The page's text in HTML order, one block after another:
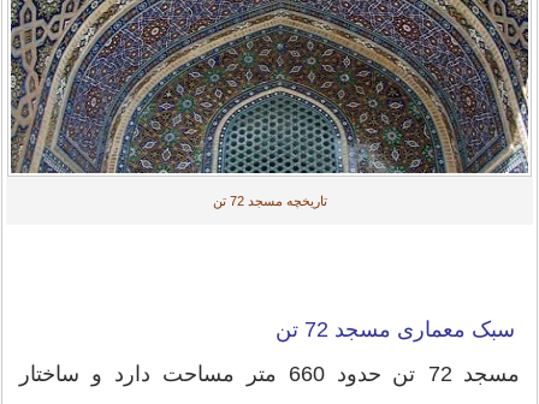
تاریخچه مسجد 72 تن
سبک معماری مسجد 72 تن
مسجد 72 تن حدود 660 متر مساحت دارد و ساختار